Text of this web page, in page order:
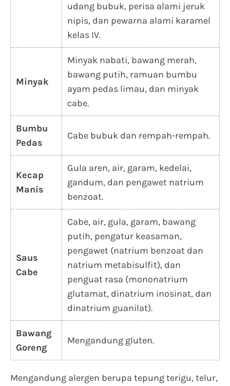
udang bubuk, perisa alami jeruk
nipis, dan pewarna alami karamel
kelas IV.
Minyak
Minyak nabati, bawang merah,
bawang putih, ramuan bumbu
ayam pedas limau, dan minyak
cabe.
Bumbu
Pedas
Cabe bubuk dan rempah-rempah.
Kecap
Manis
Gula aren, air, garam, kedelai,
gandum, dan pengawet natrium
benzoat.
Saus
Cabe
Cabe, air, gula, garam, bawang
putih, pengatur keasaman,
pengawet (natrium benzoat dan
natrium metabisulfit), dan
penguat rasa (mononatrium
glutamat, dinatrium inosinat, dan
dinatrium guanilat).
Bawang
Goreng
Mengandung gluten.
Mengandung alergen berupa tepung terigu, telur,